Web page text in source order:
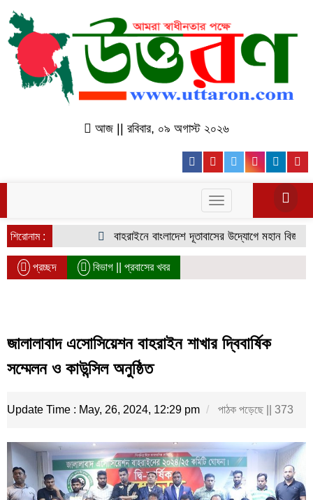
আজ || রবিবার, ০৯ অগাস্ট ২০২৬
Facebook
YoutubeTwitter
Toggle
navigation
শিরোনাম :
বাহরাইনে বাংলাদেশ দূতাবাসের উদ্যোগে মহান বিজয় দিবস
প্রচ্ছদ বিভাগ || প্রবাসের খবর
জালালাবাদ এসোসিয়েশন বাহরাইন শাখার দ্বিবার্ষিক
সম্মেলন ও কাউন্সিল অনুষ্ঠিত
Update Time : May, 26, 2024, 12:29 pm পাঠক পড়েছে || 373